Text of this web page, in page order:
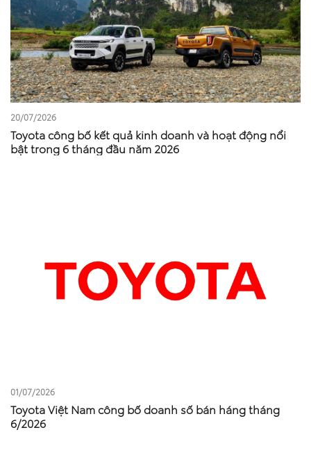
20/07/2026
Toyota công bố kết quả kinh doanh và hoạt động nổi
bật trong 6 tháng đầu năm 2026
01/07/2026
Toyota Việt Nam công bố doanh số bán háng tháng
6/2026